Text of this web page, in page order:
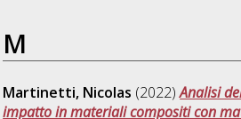
M
Martinetti, Nicolas (2022)Analisi
impatto in materiali compositi con